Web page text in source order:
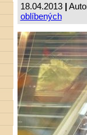
18.04.2013 |
oblíbených